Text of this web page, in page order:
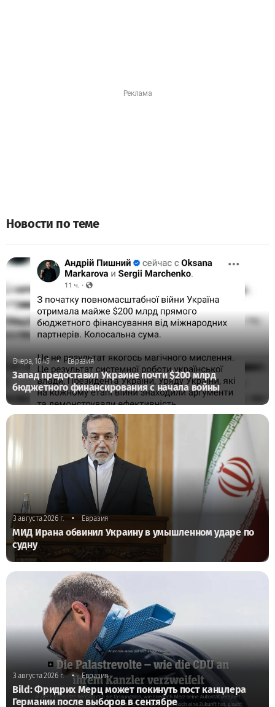
Новости по теме
Вчера, 10:45 • Евразия
Запад предоставил Украине почти $200 млрд
бюджетного финансирования с начала войны
3 августа 2026 г. • Евразия
МИД Ирана обвинил Украину в умышленном ударе по
судну
3 августа 2026 г. • Евразия
Bild: Фридрих Мерц может покинуть пост канцлера
Германии после выборов в сентябре